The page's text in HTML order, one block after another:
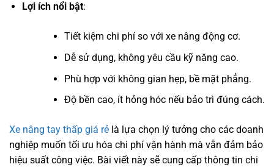
Lợi ích nổi bật:
Tiết kiệm chi phí so với xe nâng động cơ.
Dễ sử dụng, không yêu cầu kỹ năng cao.
Phù hợp với không gian hẹp, bề mặt phẳng.
Độ bền cao, ít hỏng hóc nếu bảo trì đúng cách.
Xe nâng tay thấp giá rẻ là lựa chọn lý tưởng cho các doanh
nghiệp muốn tối ưu hóa chi phí vận hành mà vẫn đảm bảo
hiệu suất công việc. Bài viết này sẽ cung cấp thông tin chi